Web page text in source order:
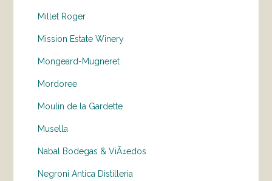
Millet Roger
Mission Estate Winery
Mongeard-Mugneret
Mordoree
Moulin de la Gardette
Musella
Nabal Bodegas & ViÃ±edos
Negroni Antica Distilleria